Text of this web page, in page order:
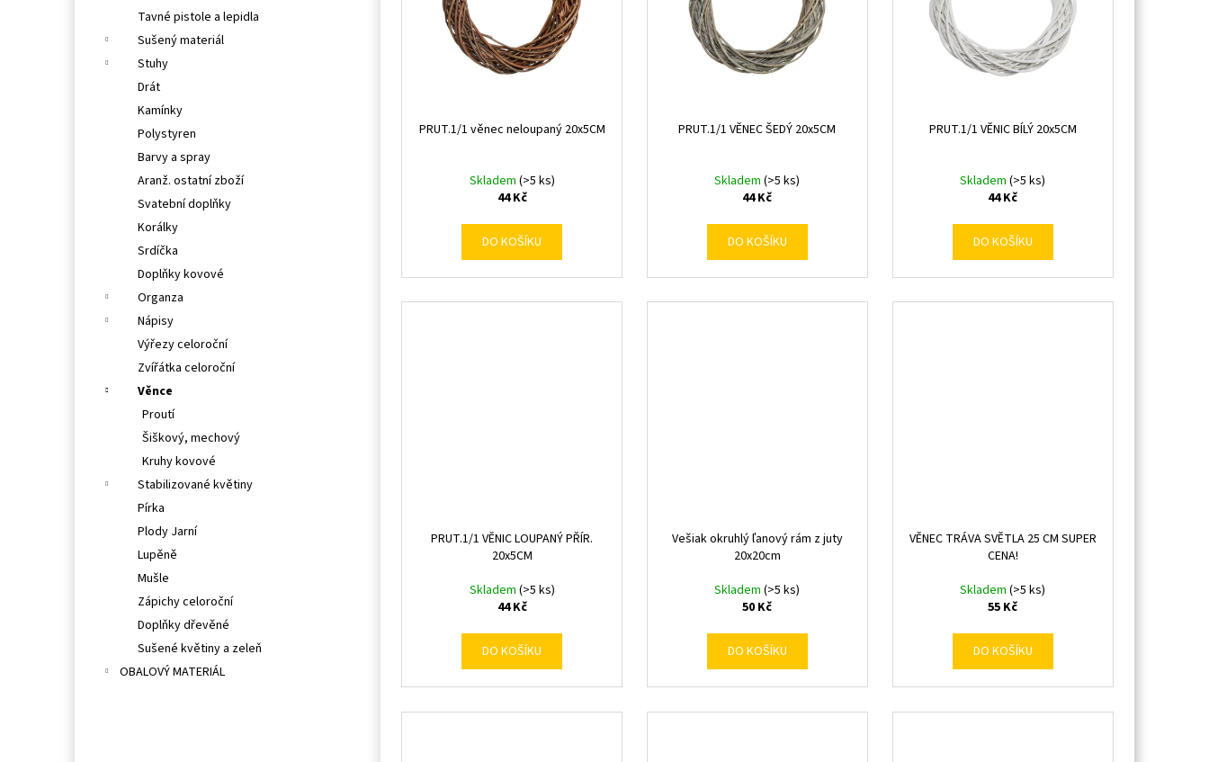
Tavné pistole a lepidla
Sušený materiál
Stuhy
Drát
Kamínky
Polystyren
Barvy a spray
Aranž. ostatní zboží
Svatební doplňky
Korálky
Srdíčka
Doplňky kovové
Organza
Nápisy
Výřezy celoroční
Zvířátka celoroční
Věnce
Proutí
Šiškový, mechový
Kruhy kovové
Stabilizované květiny
Pírka
Plody Jarní
Lupěně
Mušle
Zápichy celoroční
Doplňky dřevěné
Sušené květiny a zeleň
OBALOVÝ MATERIÁL
PRUT.1/1 věnec neloupaný 20x5CM
Skladem (>5 ks)
44 Kč
DO KOŠÍKU
PRUT.1/1 VĚNEC ŠEDÝ 20x5CM
Skladem(>5 ks)
44 Kč
DO KOŠÍKU
PRUT.1/1 VĚNIC BÍLÝ 20x5CM
Skladem(>5 ks)
44 Kč
DO KOŠÍKU
PRUT.1/1 VĚNIC LOUPANÝ PŘÍR.
20x5CM
Skladem (>5 ks)
44 Kč
DO KOŠÍKU
Vešiak okruhlý ľanový rám z juty
20x20cm
Skladem(>5 ks)
50 Kč
DO KOŠÍKU
VĚNEC TRÁVA SVĚTLA 25 CM SUPER
CENA!
Skladem(>5 ks)
55 Kč
DO KOŠÍKU